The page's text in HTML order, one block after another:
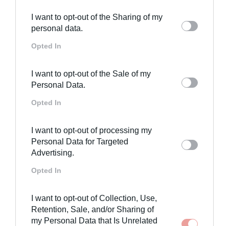
I want to opt-out of the Sharing of my
personal data.
Opted In
I want to opt-out of the Sale of my
Personal Data.
Opted In
I want to opt-out of processing my
Personal Data for Targeted
Advertising.
Opted In
I want to opt-out of Collection, Use,
Retention, Sale, and/or Sharing of
my Personal Data that Is Unrelated
Αυτοπιστοποίηση: μπορώ να εκτιμήσω τι είμαι, τι
έχω; Εκτιμώ το ποιος και τι με περιβάλλει;
Η εμπιστοσύνη στον εαυτό μου
μου και τις δεξιότητές μου, γνωρίζω ότι μπορώ να
3 βήματα για να αντικαταστήσετε τις αρνητικές
σας σκέψεις με θετικές σκέψεις
Αφού αναλύσατε σε βάθος την αυτοεκτίμησή σας,
συχνά αυτοματοποιημένες. Απαιτεί επομένως μια
μικρή προσπάθεια!
Αφού εντοπίσετε τις αρνητικές σκέψεις, προσπαθήστε
χαρτί και να να τις αντικαταστήσετε με θετικές.
τις δυσλειτουργικές σκέψεις μεθετικές, ίσως μέσα σε
ένα ψυχολογικό ταξίδι και με την υποστήριξη ενός
επαγγελματία.